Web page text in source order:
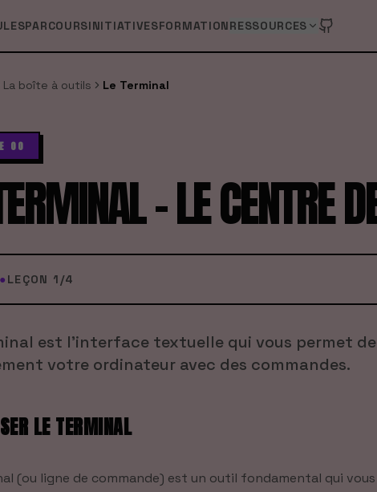
PARCOURSINITIATIVESFORMATIONRESSOURCES
La boîte à outils Le Terminal
00
- LE CENTRE
● LEÇON 1 /4
est l'interface textuelle qui vous permet
votre ordinateur avec des commandes.
LE TERMINAL
(ou ligne de commande) est un outil fondamental qui